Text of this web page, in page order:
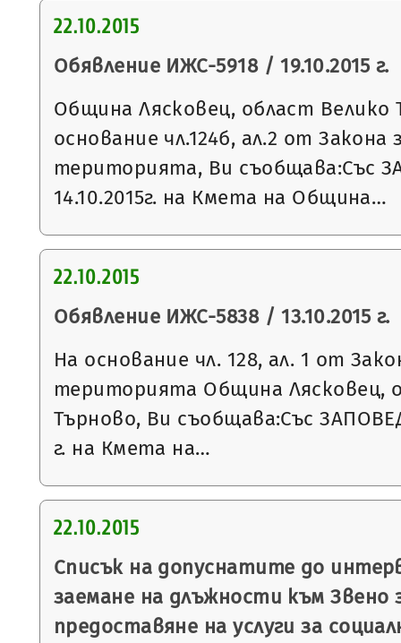
22.10.2015
Обявление ИЖС-5918 / 19.10.2015 г.
Община Лясковец, област Велико
основание чл.124б, ал.2 от
територията, Ви съобщава:Със
14.10.2015г. на Кмета на Община…
22.10.2015
Обявление ИЖС-5838 / 13.10.2015 г.
На основание чл. 128, ал. 1 от
територията Община Лясковец,
Търново, Ви съобщава:Със
г. на Кмета на…
22.10.2015
Списък на допуснатите до
заемане на длъжности към Звено
предоставяне на услуги за